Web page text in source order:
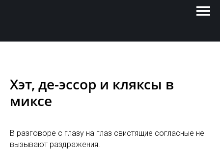
Хэт, де-эссор и кляксы в
миксе
В разговоре с глазу на глаз свистящие согласные не
вызывают раздражения.